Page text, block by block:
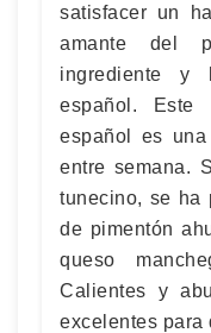
satisfacer un
amante del
ingrediente y
español.
español es
entre semana.
tunecino, se ha
de pimentón
queso
Calientes y
excelentes para